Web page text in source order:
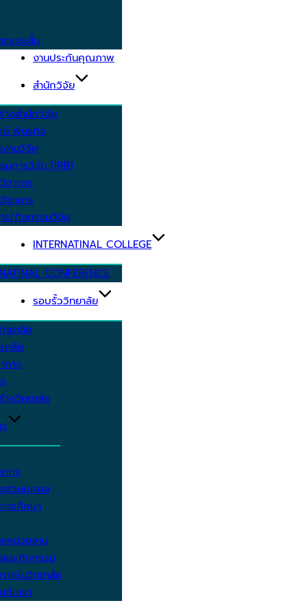
ระยะสั้น
งานประกันคุณภาพ
สำนักวิจัย
างสำนักวิจัย
น์ พันธกิจ
งานวิจัย
มการวิจัย (IRB)
ชาการ
ชาการ
ร/กิจกรรมวิจัย
INTERNATINAL COLLEGE
CONFERENCE
รอบรั้ววิทยาลัย
ทยาลัย
าลัย
การ
างวิทยาลัย
กร
ส่วนบุคคล
ารศึกษา
หน่วยงาน
และกิจกรรม
าศในวิทยาลัย
กับเรา